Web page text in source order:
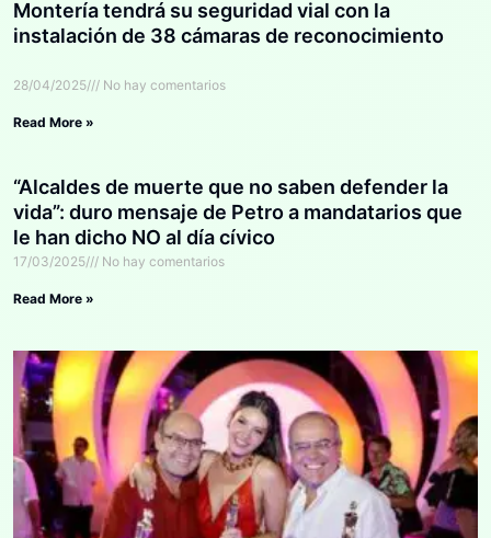
Montería tendrá su seguridad vial con la
instalación de 38 cámaras de reconocimiento
28/04/2025 No hay comentarios
Read More »
“Alcaldes de muerte que no saben defender la
vida”: duro mensaje de Petro a mandatarios que
le han dicho NO al día cívico
17/03/2025 No hay comentarios
Read More »